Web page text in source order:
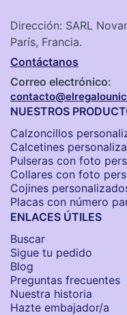
Dirección: SARL
París, Francia.
Contáctanos
Correo electrónico:
NUESTROS
Calzoncillos
Calcetines
Pulseras con foto
Collares con foto
Cojines
Placas con número
ENLACES ÚTILES
Buscar
Sigue tu pedido
Blog
Preguntas frecuentes
Nuestra historia
Hazte embajador/a